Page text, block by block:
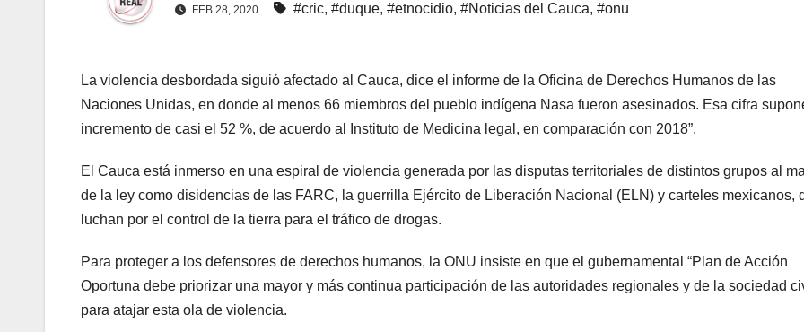
FEB 28, 2020 #cric, #duque, #etnocidio, #Noticias del Cauca, #onu
La violencia desbordada siguió afectado al Cauca, dice el informe de la Oficina de Derechos Humanos de las
Naciones Unidas, en donde al menos 66 miembros del pueblo indígena Nasa fueron asesinados. Esa cifra
incremento de casi el 52 %, de acuerdo al Instituto de Medicina legal, en comparación con 2018”.
El Cauca está inmerso en una espiral de violencia generada por las disputas territoriales de distintos grupos al
de la ley como disidencias de las FARC, la guerrilla Ejército de Liberación Nacional (ELN) y carteles mexicanos,
luchan por el control de la tierra para el tráfico de drogas.
Para proteger a los defensores de derechos humanos, la ONU insiste en que el gubernamental “Plan de Acción
Oportuna debe priorizar una mayor y más continua participación de las autoridades regionales y de la sociedad
para atajar esta ola de violencia.